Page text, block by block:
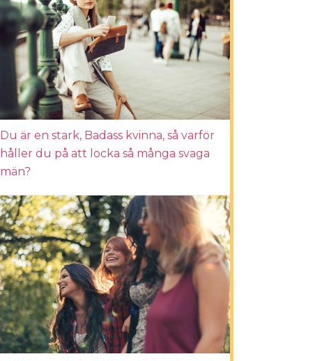
Du är en stark, Badass kvinna, så varför
håller du på att locka så många svaga
män?